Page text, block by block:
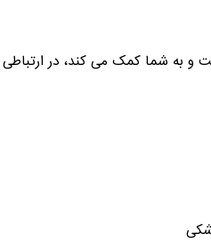
و به شما کمک می کند، در